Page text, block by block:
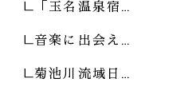
「玉名温泉宿…
音楽に出会え…
菊池川流域日…